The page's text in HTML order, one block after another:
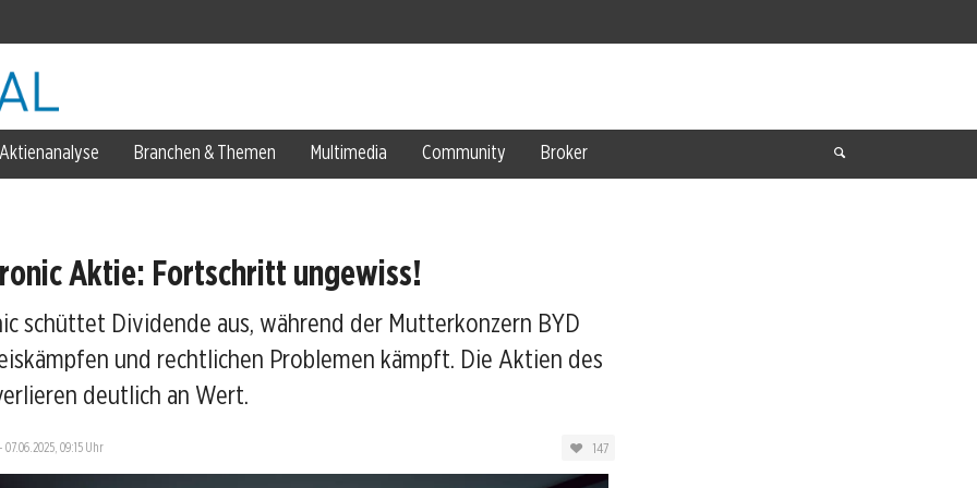
ins Metall flieht
gesichert
Aktienanalyse Branchen & Themen Multimedia Community Broker
Aktie: Fortschritt ungewiss!
schüttet Dividende aus, während der Mutterkonzern BYD
und rechtlichen Problemen kämpft. Die Aktien des
deutlich an Wert.
07.06.2025, 09:15 Uhr 147